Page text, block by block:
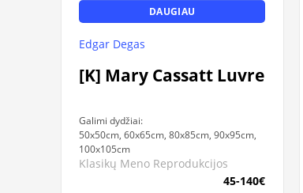
DAUGIAU
Edgar Degas
[K] Mary Cassatt Luvre
Galimi dydžiai:
50x50cm, 60x65cm, 80x85cm, 90x95cm,
100x105cm
Klasikų Meno Reprodukcijos
45-140€